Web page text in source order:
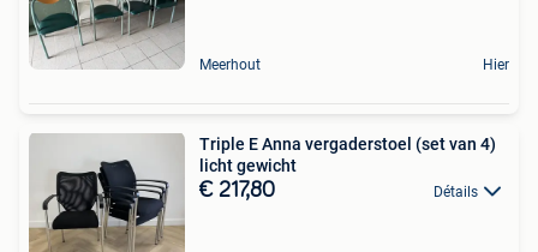
Meerhout Hier
Triple E Anna vergaderstoel (set van 4)
licht gewicht
€ 217,80 Détails